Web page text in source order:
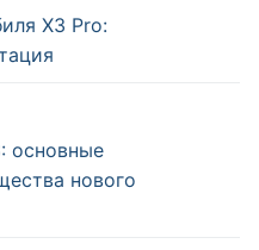
X3 Pro:
основные
нового